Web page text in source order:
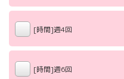
[時間]週4回
[時間]週6回